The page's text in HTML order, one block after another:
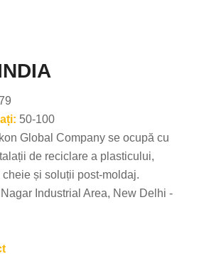
50-100
Global Company se ocupă cu
de reciclare a plasticului,
și soluții post-moldaj.
Industrial Area, New Delhi -